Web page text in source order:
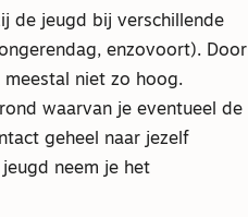
de jeugd bij verschillende
enzovoort). Door
niet zo hoog.
waarvan je eventueel de
geheel naar jezelf
neem je het